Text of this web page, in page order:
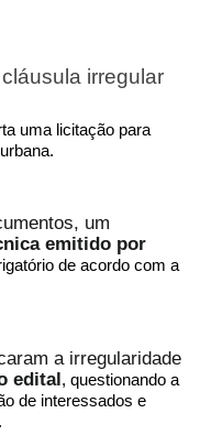
irregular
uma licitação para
um
emitido por
de acordo com a
a irregularidade
edital , questionando a
de interessados e